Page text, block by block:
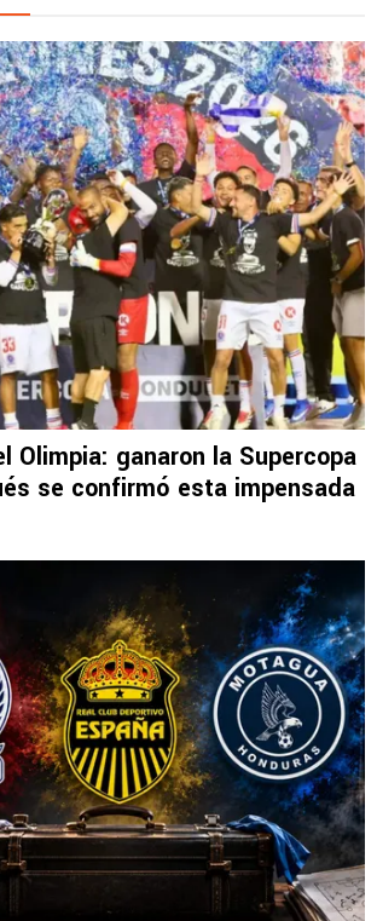
Olimpia: ganaron la Supercopa
se confirmó esta impensada